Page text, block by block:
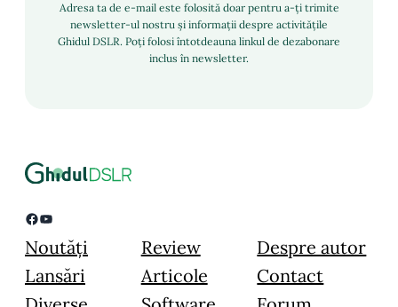
Adresa ta de e-mail este folosită doar pentru a-ți trimite
newsletter-ul nostru și informații despre activitățile
Ghidul DSLR. Poți folosi întotdeauna linkul de dezabonare
inclus în newsletter.
Facebook YouTube
Noutăți
Lansări
Review
Articole
Despre autor
Contact